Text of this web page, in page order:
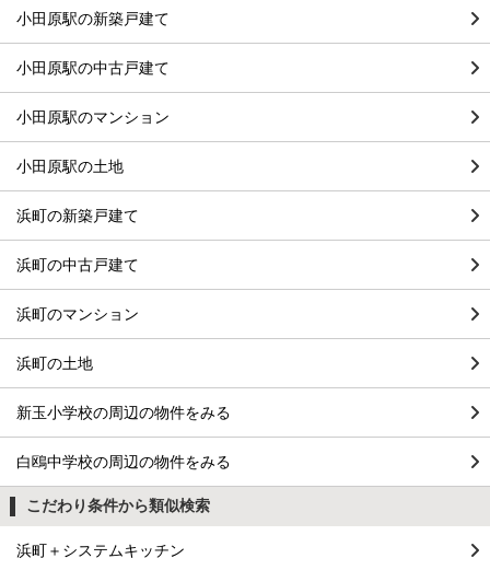
小田原駅の新築戸建て
小田原駅の中古戸建て
小田原駅のマンション
小田原駅の土地
浜町の新築戸建て
浜町の中古戸建て
浜町のマンション
浜町の土地
新玉小学校の周辺の物件をみる
白鴎中学校の周辺の物件をみる
こだわり条件から類似検索
浜町＋システムキッチン